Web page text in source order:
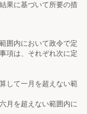
果に基づいて所要の措
囲内において政令で定
項は、それぞれ次に定
て一月を超えない範
を超えない範囲内に